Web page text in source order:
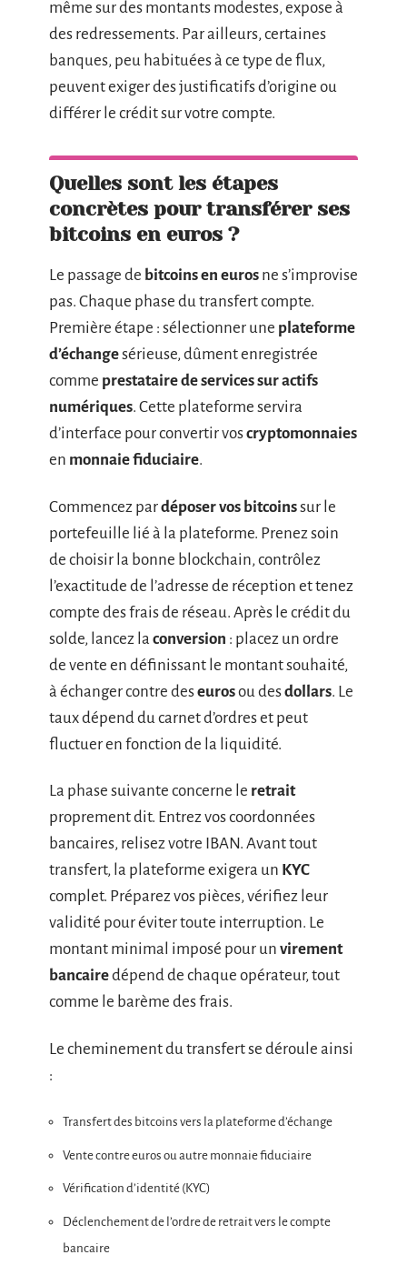
même sur des montants modestes, expose à
des redressements. Par ailleurs, certaines
banques, peu habituées à ce type de flux,
peuvent exiger des justificatifs d’origine ou
différer le crédit sur votre compte.
Quelles sont les étapes
concrètes pour transférer ses
bitcoins en euros ?
Le passage de bitcoins en euros ne s’improvise
pas. Chaque phase du transfert compte.
Première étape : sélectionner une plateforme
d’échangesérieuse, dûment enregistrée
comme prestataire de services sur actifs
numériques. Cette plateforme servira
d’interface pour convertir voscryptomonnaies
en monnaie fiduciaire.
Commencez pardéposer vos bitcoinssur le
portefeuille lié à la plateforme. Prenez soin
de choisir la bonne blockchain, contrôlez
l’exactitude de l’adresse de réception et tenez
compte des frais de réseau. Après le crédit du
solde, lancez la conversion : placez un ordre
de vente en définissant le montant souhaité,
à échanger contre deseurosou desdollars. Le
taux dépend du carnet d’ordres et peut
fluctuer en fonction de la liquidité.
La phase suivante concerne le retrait
proprement dit. Entrez vos coordonnées
bancaires, relisez votre IBAN. Avant tout
transfert, la plateforme exigera un KYC
complet. Préparez vos pièces, vérifiez leur
validité pour éviter toute interruption. Le
montant minimal imposé pour un virement
bancairedépend de chaque opérateur, tout
comme le barème des frais.
Le cheminement du transfert se déroule ainsi
:
Transfert des bitcoins vers la plateforme d’échange
Vente contre euros ou autre monnaie fiduciaire
Vérification d’identité (KYC)
Déclenchement de l’ordre de retrait vers le compte
bancaire